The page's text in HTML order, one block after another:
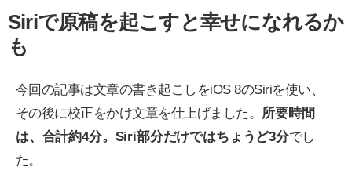
Siriで原稿を起こすと幸せになれるか
も
今回の記事は文章の書き起こしをiOS 8のSiriを使い、
その後に校正をかけ文章を仕上げました。 所要時間
は、合計約4分。Siri部分だけではちょうど3分でし
た。